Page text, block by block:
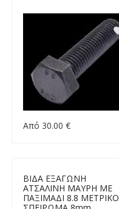
Από 30.00 €
ΒΙΔΑ ΕΞΑΓΩΝΗ
ΑΤΣΑΛΙΝΗ ΜΑΥΡΗ ΜΕ
ΠΑΞΙΜΑΔΙ 8.8 ΜΕΤΡΙΚΟ